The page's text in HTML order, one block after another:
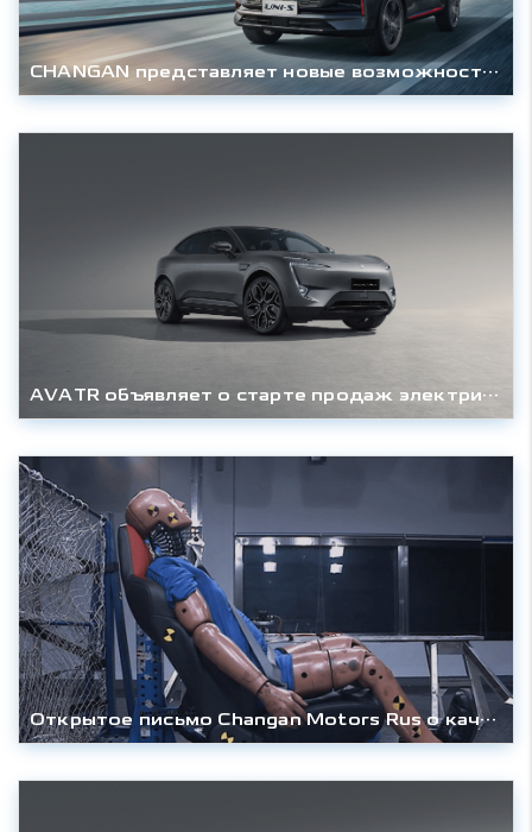
CHANGAN представляет новые возможности авторассрочки для моделей CS35 и UNI-S
AVATR объявляет о старте продаж электрического кроссовера AVATR 11
Открытое письмо Changan Motors Rus о качестве кресел и компонентов кроссовера CHANGAN CS55 PLUS / UNI-S